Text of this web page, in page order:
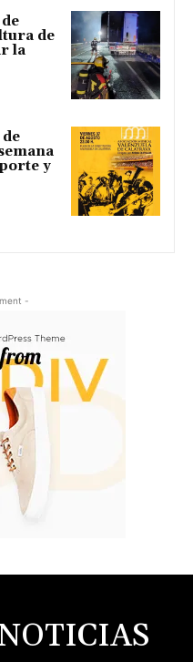
de
la
y
-